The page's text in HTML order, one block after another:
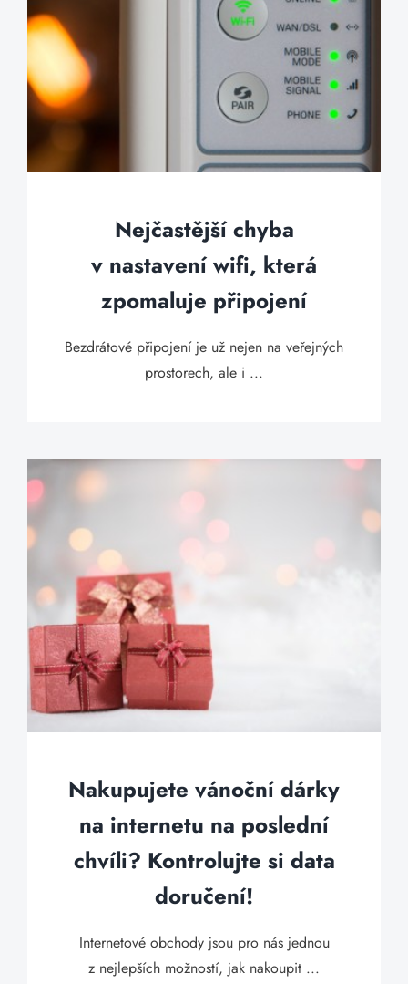
Nejčastější chyba
v nastavení wifi, která
zpomaluje připojení
Bezdrátové připojení je už nejen na veřejných
prostorech, ale i ...
Nakupujete vánoční dárky
na internetu na poslední
chvíli? Kontrolujte si data
doručení!
Internetové obchody jsou pro nás jednou
z nejlepších možností, jak nakoupit ...